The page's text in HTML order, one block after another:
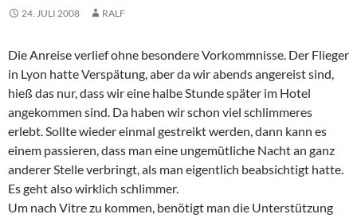
24. JULI 2008 RALF
Die Anreise verlief ohne besondere Vorkommnisse. Der Flieger
in Lyon hatte Verspätung, aber da wir abends angereist sind,
hieß das nur, dass wir eine halbe Stunde später im Hotel
angekommen sind. Da haben wir schon viel schlimmeres
erlebt. Sollte wieder einmal gestreikt werden, dann kann es
einem passieren, dass man eine ungemütliche Nacht an ganz
anderer Stelle verbringt, als man eigentlich beabsichtigt hatte.
Es geht also wirklich schlimmer.
Um nach Vitre zu kommen, benötigt man die Unterstützung